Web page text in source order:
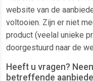
website van de
voltooien. Zijn er niet
product (veelal unieke
doorgestuurd naar de
Heeft u vragen?
betreffende